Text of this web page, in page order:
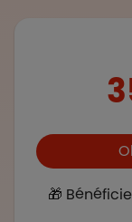
Boutons et
🎁